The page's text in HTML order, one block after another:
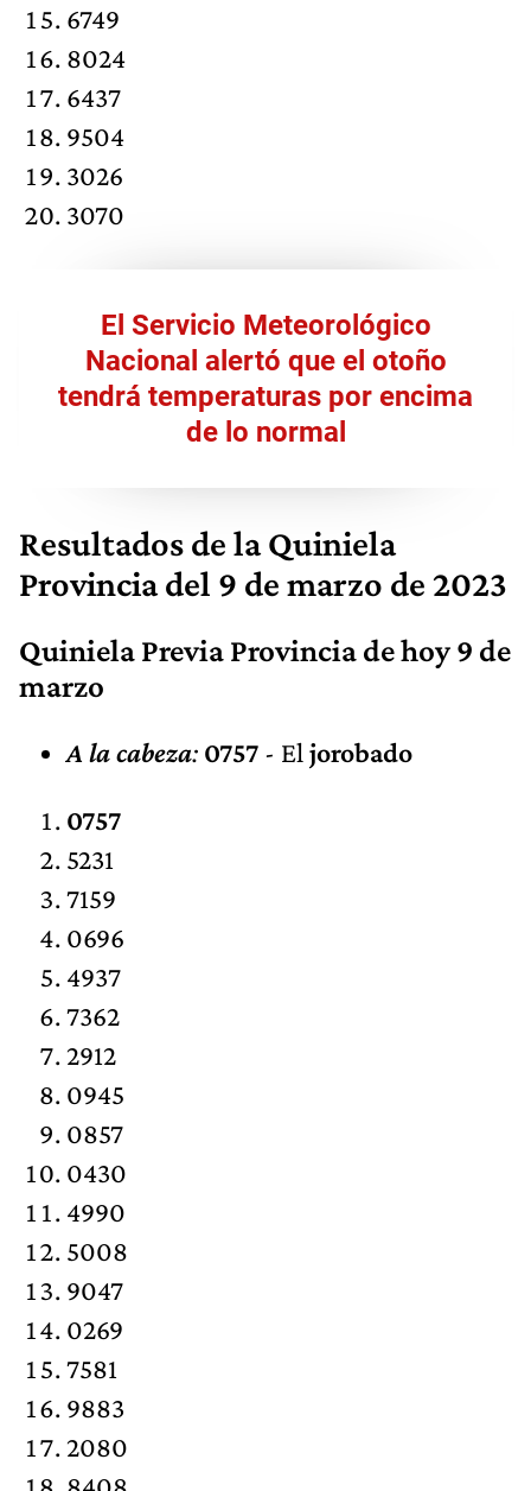
6749
8024
6437
9504
3026
3070
El Servicio Meteorológico
Nacional alertó que el otoño
tendrá temperaturas por encima
de lo normal
Resultados de la Quiniela
Provincia del 9 de marzo de 2023
Quiniela Previa Provincia de hoy 9 de
marzo
A la cabeza: 0757 - El jorobado
0757
5231
7159
0696
4937
7362
2912
0945
0857
0430
4990
5008
9047
0269
7581
9883
2080